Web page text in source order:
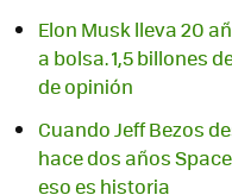
Elon Musk lleva 20
a bolsa. 1,5 billones
de opinión
Cuando Jeff Bezos
hace dos años
eso es historia